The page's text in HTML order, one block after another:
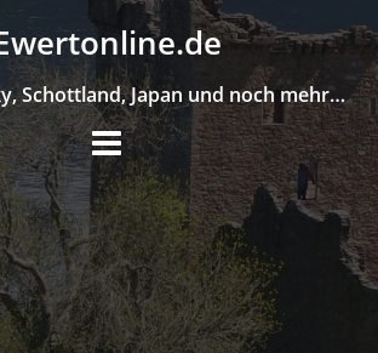
Schottland, Japan und noch mehr…